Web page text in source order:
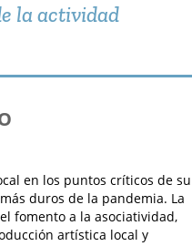
la actividad
en los puntos críticos de su
duros de la pandemia. La
fomento a la asociatividad,
artística local y